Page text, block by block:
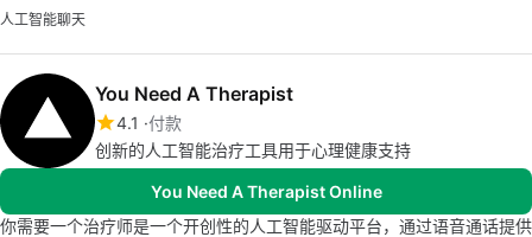
人工智能聊天
You Need A Therapist
4.1 付款
创新的人工智能治疗工具用于心理健康支持
You Need A Therapist Online
你需要一个治疗师是一个开创性的人工智能驱动平台，通过语音通话提供